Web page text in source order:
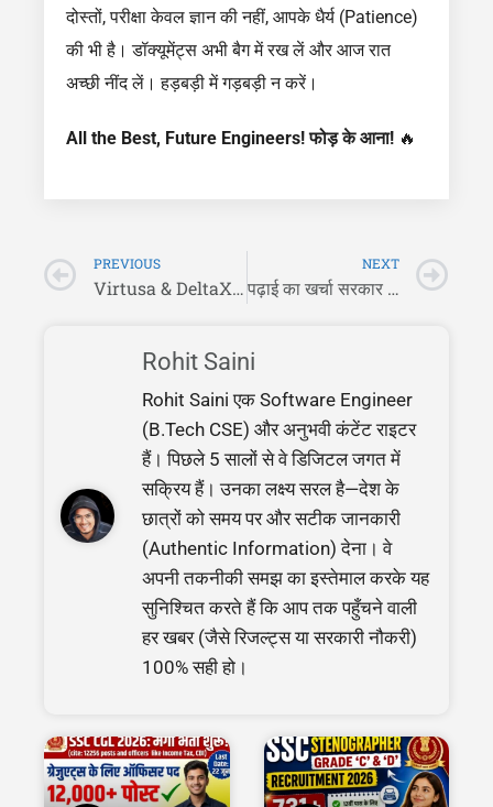
दोस्तों, परीक्षा केवल ज्ञान की नहीं, आपके धैर्य (Patience)
की भी है। डॉक्यूमेंट्स अभी बैग में रख लें और आज रात
अच्छी नींद लें। हड़बड़ी में गड़बड़ी न करें।
All the Best, Future Engineers! फोड़ के आना! 🔥
PREVIOUS
Virtusa & DeltaX ने निकाली बंपर भर्ती! Exam Date Out | 5 LPA Salary (Direct Hiring)
NEXT
पढ़ाई का खर्चा सरकार उठाएगी! 🎓Top 5 Government Scholarships 2026 (Apply Now)
Rohit Saini
Rohit Saini एक Software Engineer
(B.Tech CSE) और अनुभवी कंटेंट राइटर
हैं। पिछले 5 सालों से वे डिजिटल जगत में
सक्रिय हैं। उनका लक्ष्य सरल है—देश के
छात्रों को समय पर और सटीक जानकारी
(Authentic Information) देना। वे
अपनी तकनीकी समझ का इस्तेमाल करके यह
सुनिश्चित करते हैं कि आप तक पहुँचने वाली
हर खबर (जैसे रिजल्ट्स या सरकारी नौकरी)
100% सही हो।